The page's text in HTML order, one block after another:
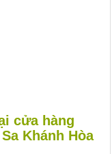
cửa hàng
Khánh Hòa